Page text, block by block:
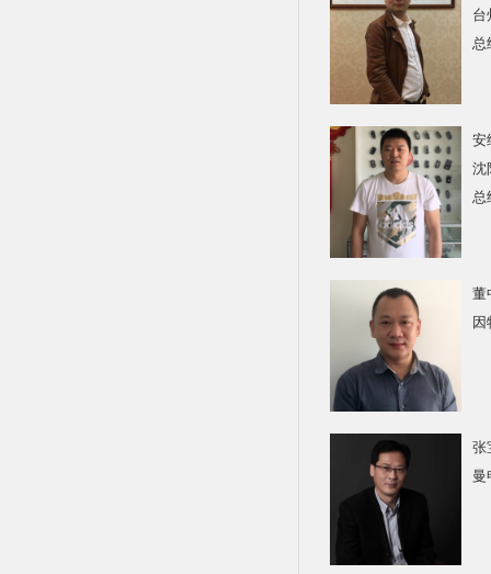
台
总
安
沈
总
董
因
张
曼